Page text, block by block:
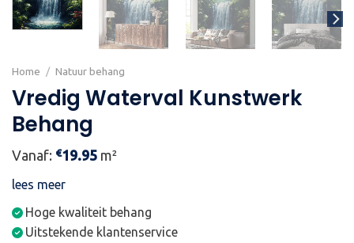
Home / Natuur behang
Vredig Waterval Kunstwerk
Behang
Vanaf: €19.95 m²
lees meer
Hoge kwaliteit behang
Uitstekende klantenservice